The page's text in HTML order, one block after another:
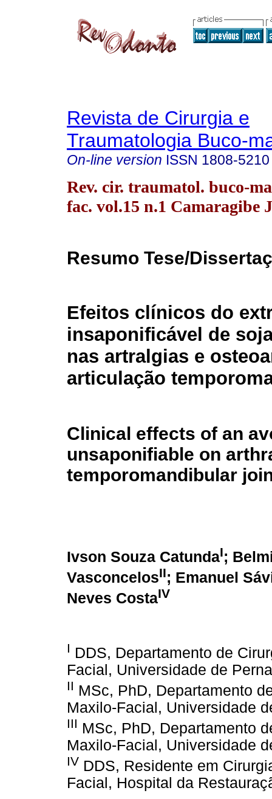
Revista de Cirurgia e
Traumatologia Buco-
On-line version ISSN 1808-5210
Rev. cir. traumatol. buco-
fac. vol.15 n.1 Camaragibe
Resumo Tese/
Efeitos clínicos do
insaponificável de
nas artralgias e
articulação
Clinical effects of an
unsaponifiable on
temporomandibular
Ivson Souza CatundaI;
VasconcelosII; Emanuel
Neves CostaIV
I DDS, Departamento de
Facial, Universidade de
II MSc, PhD, Departamento
Maxilo-Facial, Universidade
III MSc, PhD, Departamento
Maxilo-Facial, Universidade
IV DDS, Residente em
Facial, Hospital da